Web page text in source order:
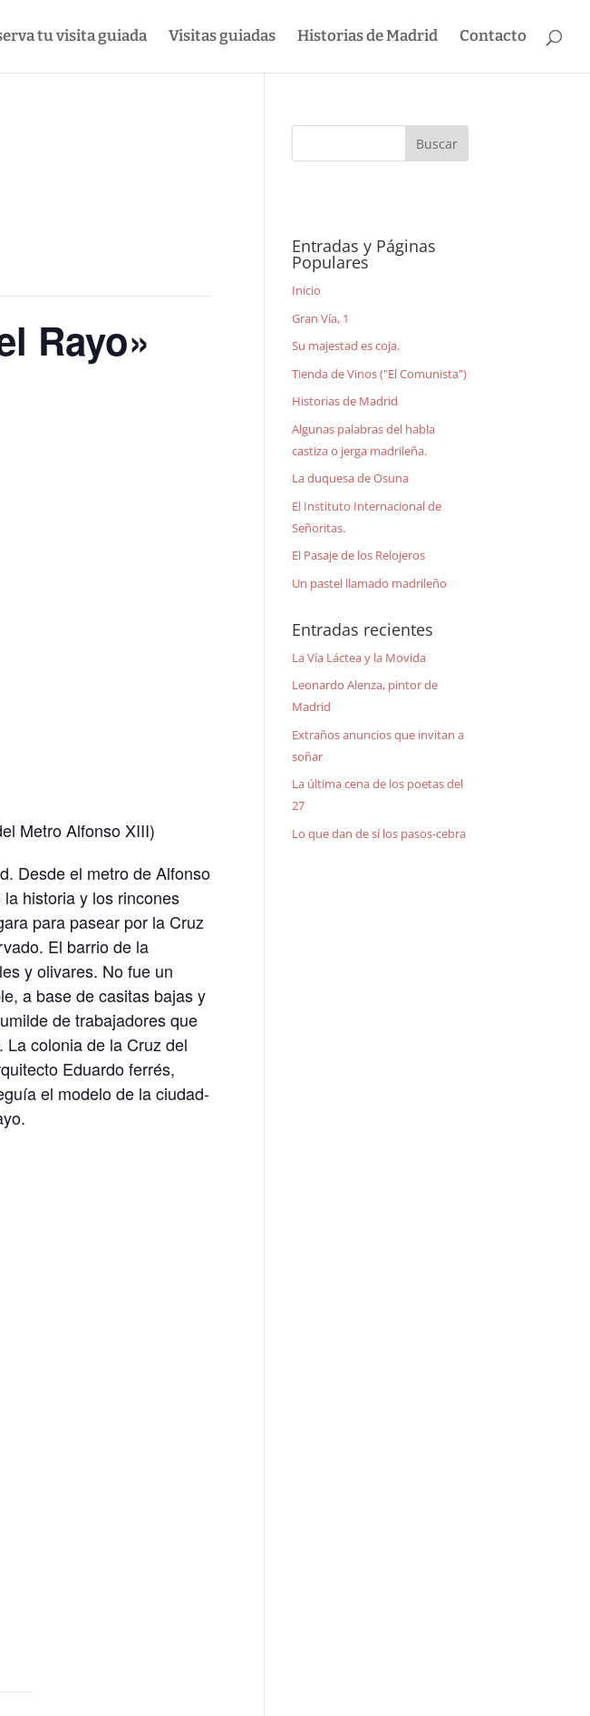
tu visita guiada Visitas guiadas Historias de Madrid Contacto
Rayo»
Metro Alfonso XIII)
Desde el metro de Alfonso
historia y los rincones
para pasear por la Cruz
El barrio de la
y olivares. No fue un
a base de casitas bajas y
de trabajadores que
colonia de la Cruz del
Eduardo ferrés,
el modelo de la ciudad-
Entradas y Páginas
Populares
Inicio
Gran Vía, 1
Su majestad es coja.
Tienda de Vinos ("El Comunista")
Historias de Madrid
Algunas palabras del habla
castiza o jerga madrileña.
La duquesa de Osuna
El Instituto Internacional de
Señoritas.
El Pasaje de los Relojeros
Un pastel llamado madrileño
Entradas recientes
La Vía Láctea y la Movida
Leonardo Alenza, pintor de
Madrid
Extraños anuncios que invitan a
soñar
La última cena de los poetas del
27
Lo que dan de sí los pasos-cebra